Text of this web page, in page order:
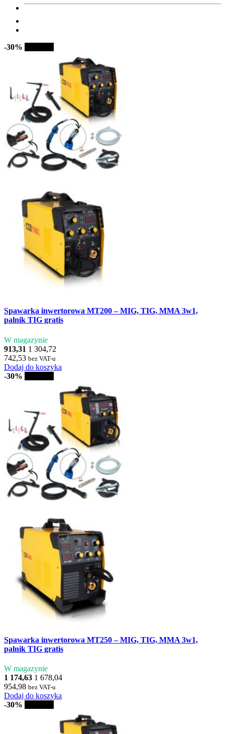
-30%
Spawarka inwertorowa MT200 – MIG, TIG, MMA 3w1,
palnik TIG gratis
W magazynie
913,31 1 304,72
742,53 bez VAT-u
Dodaj do koszyka
-30%
Spawarka inwertorowa MT250 – MIG, TIG, MMA 3w1,
palnik TIG gratis
W magazynie
1 174,63 1 678,04
954,98 bez VAT-u
Dodaj do koszyka
-30%